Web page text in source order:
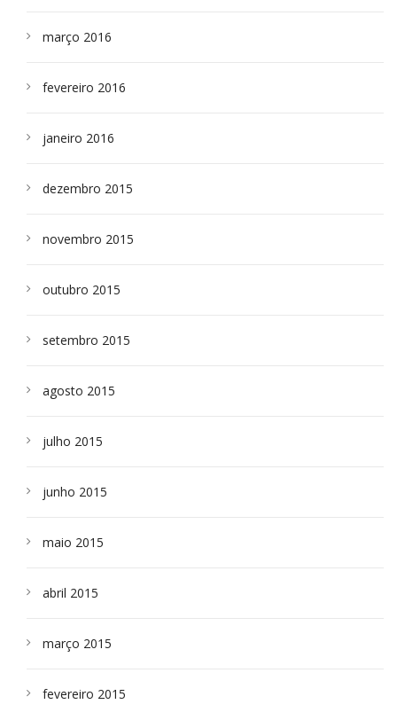
março 2016
fevereiro 2016
janeiro 2016
dezembro 2015
novembro 2015
outubro 2015
setembro 2015
agosto 2015
julho 2015
junho 2015
maio 2015
abril 2015
março 2015
fevereiro 2015